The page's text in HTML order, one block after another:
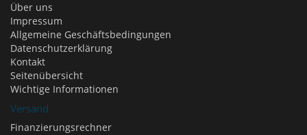
Über uns
Impressum
Allgemeine Geschäftsbedingungen
Datenschutzerklärung
Kontakt
Seitenübersicht
Wichtige Informationen
Versand
Finanzierungsrechner